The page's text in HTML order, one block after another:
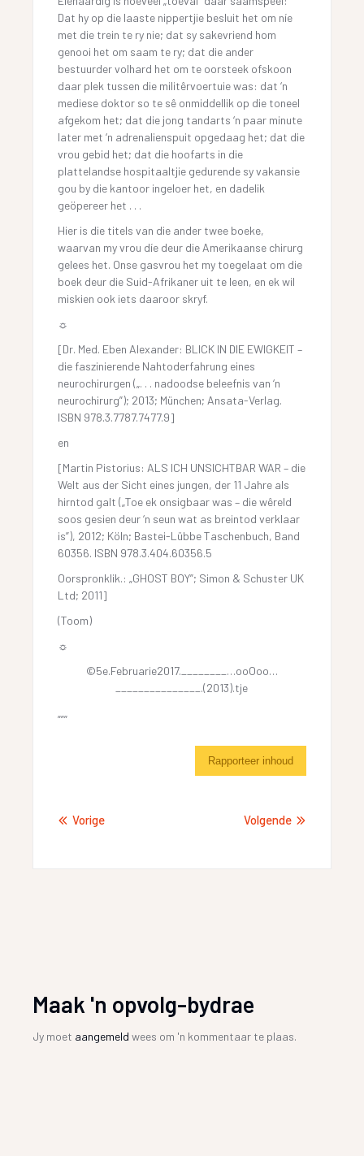
Dat hy op die laaste nippertjie besluit het om níe
met die trein te ry nie; dat sy sakevriend hom
genooi het om saam te ry; dat die ander
bestuurder volhard het om te oorsteek ofskoon
daar plek tussen die militêrvoertuie was: dat ‘n
mediese doktor so te sê onmiddellik op die toneel
afgekom het; dat die jong tandarts ‘n paar minute
later met ‘n adrenalienspuit opgedaag het; dat die
vrou gebid het; dat die hoofarts in die
plattelandse hospitaaltjie gedurende sy vakansie
gou by die kantoor ingeloer het, en dadelik
geöpereer het . . .
Hier is die titels van die ander twee boeke,
waarvan my vrou díe deur die Amerikaanse chirurg
gelees het. Onse gasvrou het my toegelaat om die
boek deur die Suid-Afrikaner uit te leen, en ek wil
miskien ook iets daaroor skryf.
☼
[Dr. Med. Eben Alexander: BLICK IN DIE EWIGKEIT –
die faszinierende Nahtoderfahrung eines
neurochirurgen („. . . nadoodse beleefnis van ‘n
neurochirurg”); 2013; München; Ansata-Verlag.
ISBN 978.3.7787.7477.9]
en
[Martin Pistorius: ALS ICH UNSICHTBAR WAR – die
Welt aus der Sicht eines jungen, der 11 Jahre als
hirntod galt („Toe ek onsigbaar was – die wêreld
soos gesien deur ‘n seun wat as breintod verklaar
is”), 2012; Köln; Bastei-Lübbe Taschenbuch, Band
60356. ISBN 978.3.404.60356.5
Oorspronklik.: „GHOST BOY”; Simon & Schuster UK
Ltd; 2011]
(Toom)
☼
©5e.Februarie2017.________…ooOoo…
_______________.(2013).tje
„„„
Rapporteer inhoud
Vorige Volgende
Maak 'n opvolg-bydrae
Jy moet aangemeld wees om 'n kommentaar te plaas.